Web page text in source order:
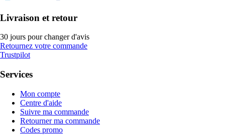
Livraison et retour
30 jours pour changer d'avis
Retournez votre commande
Trustpilot
Services
Mon compte
Centre d'aide
Suivre ma commande
Retourner ma commande
Codes promo